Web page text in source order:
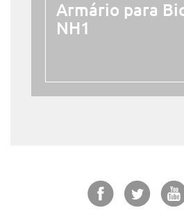
Armário para
NH1